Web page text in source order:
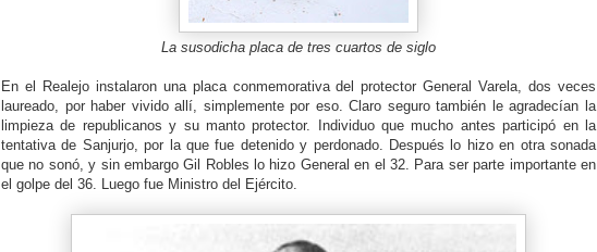
La susodicha placa de tres cuartos de siglo
En el Realejo instalaron una placa conmemorativa del protector General Varela, dos veces
laureado, por haber vivido allí, simplemente por eso. Claro seguro también le agradecían la
limpieza de republicanos y su manto protector. Individuo que mucho antes participó en la
tentativa de Sanjurjo, por la que fue detenido y perdonado. Después lo hizo en otra sonada
que no sonó, y sin embargo Gil Robles lo hizo General en el 32. Para ser parte importante en
el golpe del 36. Luego fue Ministro del Ejército.